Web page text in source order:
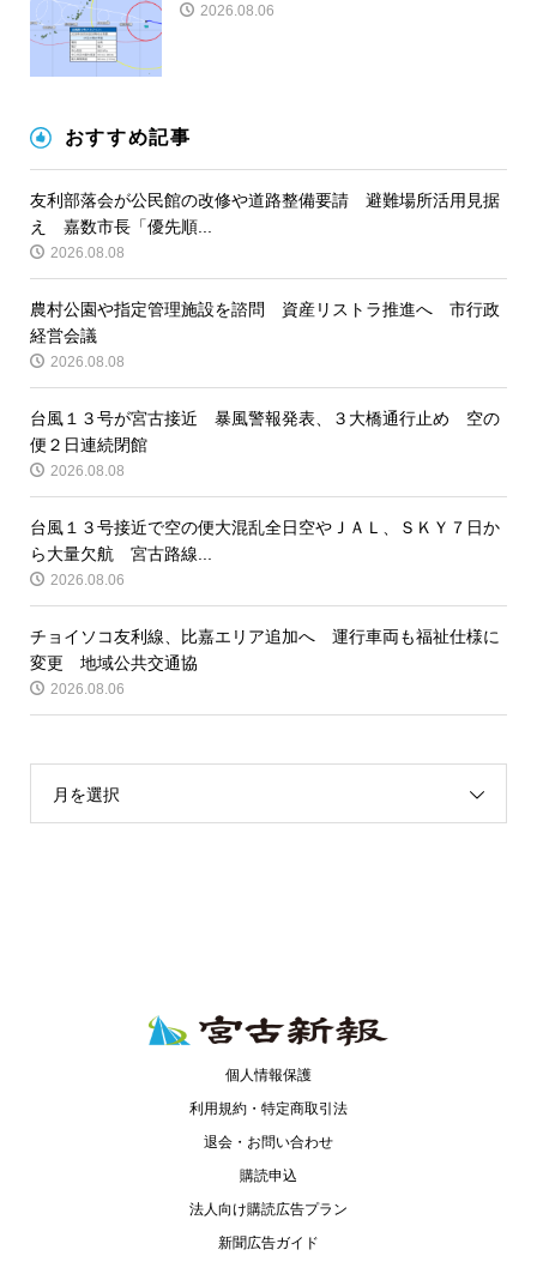
2026.08.06
おすすめ記事
友利部落会が公民館の改修や道路整備要請 避難場所活用見据
え 嘉数市長「優先順...
2026.08.08
農村公園や指定管理施設を諮問 資産リストラ推進へ 市行政
経営会議
2026.08.08
台風１３号が宮古接近 暴風警報発表、３大橋通行止め 空の
便２日連続閉館
2026.08.08
台風１３号接近で空の便大混乱全日空やＪＡＬ、ＳＫＹ７日か
ら大量欠航 宮古路線...
2026.08.06
チョイソコ友利線、比嘉エリア追加へ 運行車両も福祉仕様に
変更 地域公共交通協
2026.08.06
月を選択
個人情報保護
利用規約・特定商取引法
退会・お問い合わせ
購読申込
法人向け購読広告プラン
新聞広告ガイド